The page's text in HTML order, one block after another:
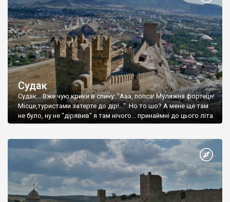
Судак
Судак... Вже чую крики в спину: "Ааа, попса! Муляжна фортеця!
Місце,туристами затерте до дір!..." Но то шо? А мене ще там
не було, ну не "дірявив" я там нічого... принаймні до цього літа.